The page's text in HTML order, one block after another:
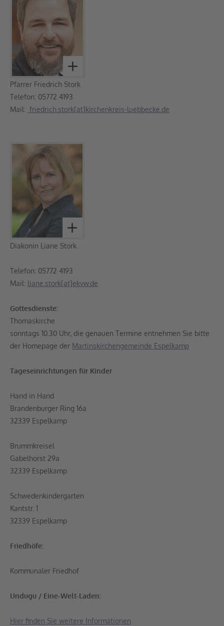
Pfarrer Friedrich Stork
Telefon: 05772 4193
Mail: friedrich.stork[at]kirchenkreis-luebbecke.de
Diakonin Liane Stork
Telefon: 05772 4193
Mail: liane.stork[at]ekvw.de
Gottesdienste:
Thomaskirche
sonntags 10.30 Uhr, die genauen Termine entnehmen Sie bitte
der Homepage der Martinskirchengemeinde Espelkamp
Tageseinrichtungen für Kinder
Hand in Hand
Brandenburger Ring 16a
32339 Espelkamp
Brummkreisel
Gabelhorst 29a
32339 Espelkamp
Schwedenkindergarten
Kantstr. 1
32339 Espelkamp
Friedhöfe:
Kommunaler Friedhof
Undugu / Eine-Welt-Laden:
Hier finden Sie weitere Informationen